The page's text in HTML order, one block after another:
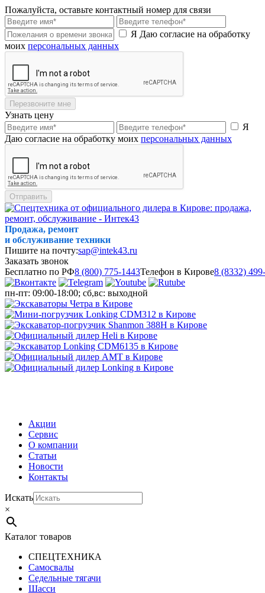
Пожалуйста, оставьте контактный номер для связи
Я Даю согласие на обработку
моих персональных данных
Перезвоните мне
Узнать цену
Я
Даю согласие на обработку моих персональных данных
Отправить
Продажа, ремонт
и обслуживание техники
Пишите на почту:sap@intek43.ru
Заказать звонок
Бесплатно по РФ8 (800) 775-1443Телефон в Кирове8 (8332)
пн-пт: 09:00-18:00; сб,вс: выходной
Акции
Сервис
О компании
Статьи
Новости
Контакты
Искать
×
Каталог товаров
СПЕЦТЕХНИКА
Самосвалы
Седельные тягачи
Шасси